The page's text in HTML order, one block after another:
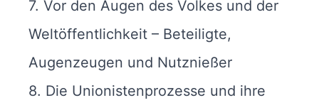
7. Vor den Augen des Volkes und der
Weltöffentlichkeit – Beteiligte,
Augenzeugen und Nutznießer
8. Die Unionistenprozesse und ihre